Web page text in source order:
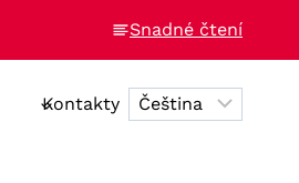
Snadné čtení
Kontakty